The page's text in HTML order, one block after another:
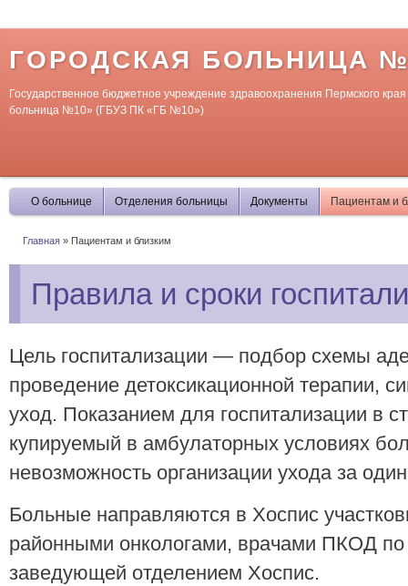
ГОРОДСКАЯ БОЛЬНИЦА
Государственное бюджетное учреждение здравоохранения Пермского
больница №10» (ГБУЗ ПК «ГБ №10»)
О больнице Отделения больницы Документы Пациентам и
Главная » Пациентам и близким
Правила и сроки
Цель госпитализации — подбор схемы
проведение детоксикационной терапии,
уход. Показанием для госпитализации в
купируемый в амбулаторных условиях
невозможность организации ухода за
Больные направляются в Хоспис
районными онкологами, врачами ПКОД по
заведующей отделением Хоспис.